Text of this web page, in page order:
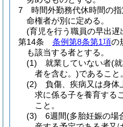
7
時間外勤務代休時間の
命権者が別に定める。
(育児を行う職員の早出遅
第14条
条例第8条第1項の
も該当する者とする。
(1)
就業していない者(
者を含む。)であること。
(2)
負傷、疾病又は身体
求に係る子を養育する
こと。
(3)
6週間(多胎妊娠の場